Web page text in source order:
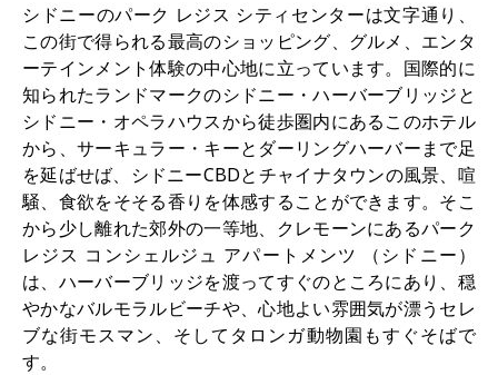
シドニーのパーク レジス シティセンターは文字通り、
この街で得られる最高のショッピング、グルメ、エンタ
ーテインメント体験の中心地に立っています。国際的に
知られたランドマークのシドニー・ハーバーブリッジと
シドニー・オペラハウスから徒歩圏内にあるこのホテル
から、サーキュラー・キーとダーリングハーバーまで足
を延ばせば、シドニーCBDとチャイナタウンの風景、喧
騒、食欲をそそる香りを体感することができます。そこ
から少し離れた郊外の一等地、クレモーンにあるパーク
レジス コンシェルジュ アパートメンツ （シドニー）
は、ハーバーブリッジを渡ってすぐのところにあり、穏
やかなバルモラルビーチや、心地よい雰囲気が漂うセレ
ブな街モスマン、そしてタロンガ動物園もすぐそばで
す。